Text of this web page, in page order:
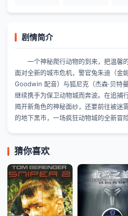
剧情简介
一个神秘爬行动物的到来，把温馨
面对全新的城市危机，警官兔朱迪（金
Goodwin 配音）与狐尼克（杰森·贝特
继续携手为保卫动物城而奔波。在追捕
揭开新角色的神秘面纱，还要前往被迷
的地下黑市，一场疯狂动物城的全新冒
猜你喜欢